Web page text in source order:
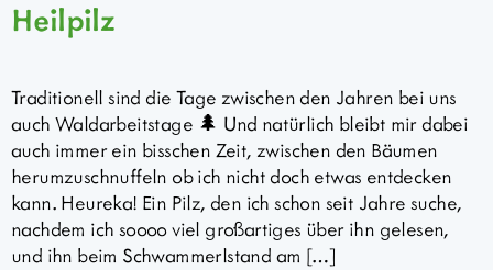
Heilpilz
Traditionell sind die Tage zwischen den Jahren bei uns
auch Waldarbeitstage 🌲 Und natürlich bleibt mir dabei
auch immer ein bisschen Zeit, zwischen den Bäumen
herumzuschnuffeln ob ich nicht doch etwas entdecken
kann. Heureka! Ein Pilz, den ich schon seit Jahre suche,
nachdem ich soooo viel großartiges über ihn gelesen,
und ihn beim Schwammerlstand am […]